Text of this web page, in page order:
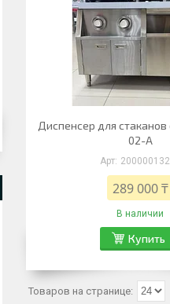
Диспенсер для стаканов
02-A
289 000 ₸
В наличии
Купить